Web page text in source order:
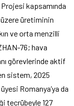
kapsamında
üzere üretiminin
ve orta menzilli
76; hava
görevlerinde aktif
sistem, 2025
Romanya’ya da
tecrübeyle 127